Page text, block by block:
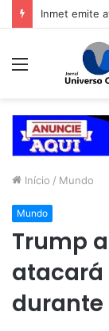
Inmet emite
Menu
Início / Mundo
Mundo
Trump
atacará